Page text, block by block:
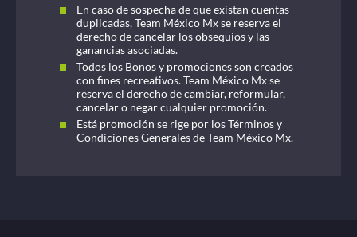
En caso de sospecha de que existan cuentas
duplicadas, Team México Mx se reserva el
derecho de cancelar los obsequios y las
ganancias asociadas.
Todos los Bonos y promociones son creados
con fines recreativos. Team México Mx se
reserva el derecho de cambiar, reformular,
cancelar o negar cualquier promoción.
Está promoción se rige por los Términos y
Condiciones Generales de Team México Mx.